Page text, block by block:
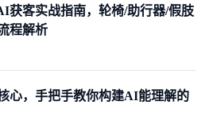
获客实战指南，轮椅/助行器/假肢
程解析
心，手把手教你构建AI能理解的